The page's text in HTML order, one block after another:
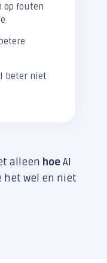
op fouten
beter niet
alleen hoeAI
wel en niet